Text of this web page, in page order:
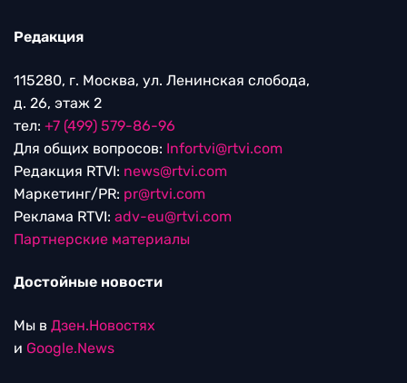
Редакция
115280, г. Москва, ул. Ленинская слобода,
д. 26, этаж 2
тел: +7 (499) 579-86-96
Для общих вопросов: Infortvi@rtvi.com
Редакция RTVI: news@rtvi.com
Маркетинг/PR: pr@rtvi.com
Реклама RTVI: adv-eu@rtvi.com
Партнерские материалы
Достойные новости
Мы в Дзен.Новостях
и Google.News